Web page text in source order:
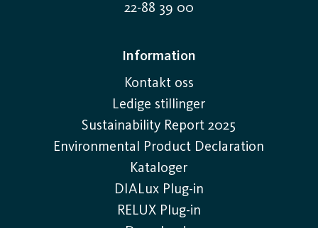
Hvert industrimiljø har sine unike krav. Derfor tilbyr
fra lineære løsninger for store arealer til støv- og
vannbestandige alternativer for mer krevende
miljøer. Vi kan levere industribelysning som passer din
virksomhet – enten det gjelder stor takhøyde, fuktige
rom eller behov for retningsbestemt belysning. Våre
eksperter bistår deg gjennom hele prosessen, fra
planlegging til installasjon, for å skape et bærekraftig
og kostnadseffektivt lysmiljø.
22-88 39 00
Information
Kontakt oss
Ledige stillinger
Sustainability Report 2025
Environmental Product Declaration
Kataloger
DIALux Plug-in
RELUX Plug-in